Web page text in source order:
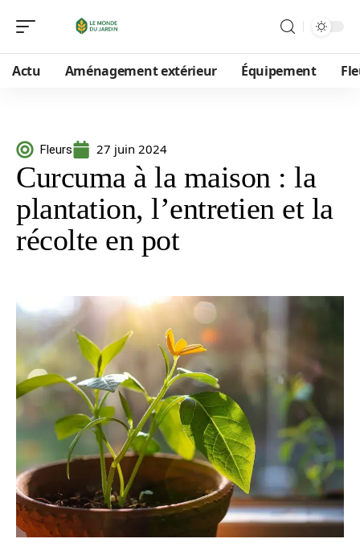
Actu Aménagement extérieur Équipement
Fleurs 27 juin 2024
Curcuma à la maison : la
plantation, l’entretien et la
récolte en pot